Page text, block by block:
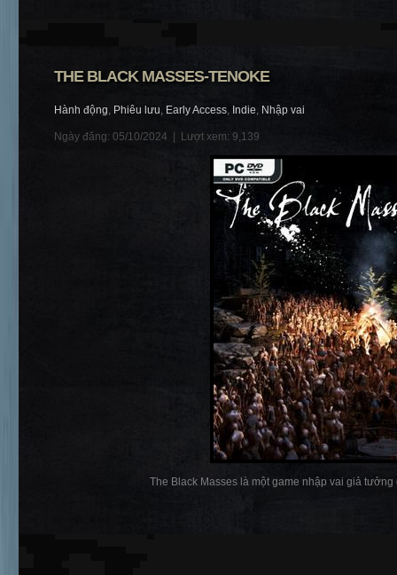
THE BLACK MASSES-TENOKE
Hành động, Phiêu lưu, Early Access, Indie, Nhập vai
Ngày đăng: 05/10/2024 | Lượt xem: 9,139
The Black Masses là một game nhập vai giả tưởng